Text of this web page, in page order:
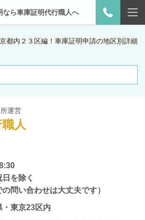
なら車庫証明代行職人へ
都内２３区編！車庫証明申請の地区別詳細
運営
人
を除く
の問い合わせは大丈夫です）
東京23区内